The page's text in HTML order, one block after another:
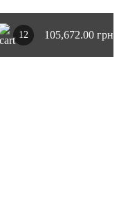
12 105,672.00 грн